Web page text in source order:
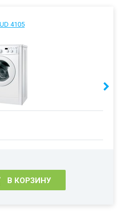
4105
В КОРЗИНУ